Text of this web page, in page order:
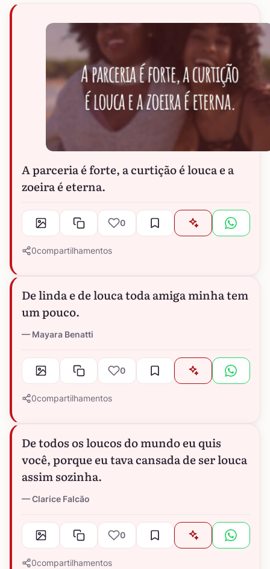
A parceria é forte, a curtição é louca e a
zoeira é eterna.
0
0compartilhamentos
De linda e de louca toda amiga minha tem
um pouco.
Mayara Benatti
0
0compartilhamentos
De todos os loucos do mundo eu quis
você, porque eu tava cansada de ser louca
assim sozinha.
Clarice Falcão
0
0compartilhamentos